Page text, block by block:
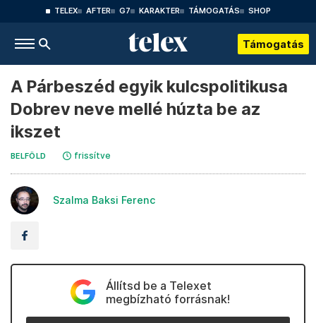
TELEX AFTER G7 KARAKTER TÁMOGATÁS SHOP
Támogatás
A Párbeszéd egyik kulcspolitikusa
Dobrev neve mellé húzta be az
ikszet
BELFÖLD frissítve
Szalma Baksi Ferenc
Állítsd be a Telexet
megbízható forrásnak!